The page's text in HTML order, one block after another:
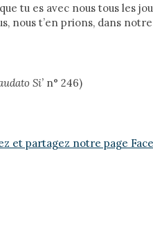
tu es avec nous tous les
nous t’en prions, dans
Si’ n° 246)
et partagez notre page